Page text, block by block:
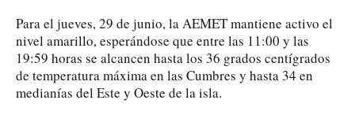
Para el jueves, 29 de junio, la AEMET mantiene activo el
nivel amarillo, esperándose que entre las 11:00 y las
19:59 horas se alcancen hasta los 36 grados centígrados
de temperatura máxima en las Cumbres y hasta 34 en
medianías del Este y Oeste de la isla.